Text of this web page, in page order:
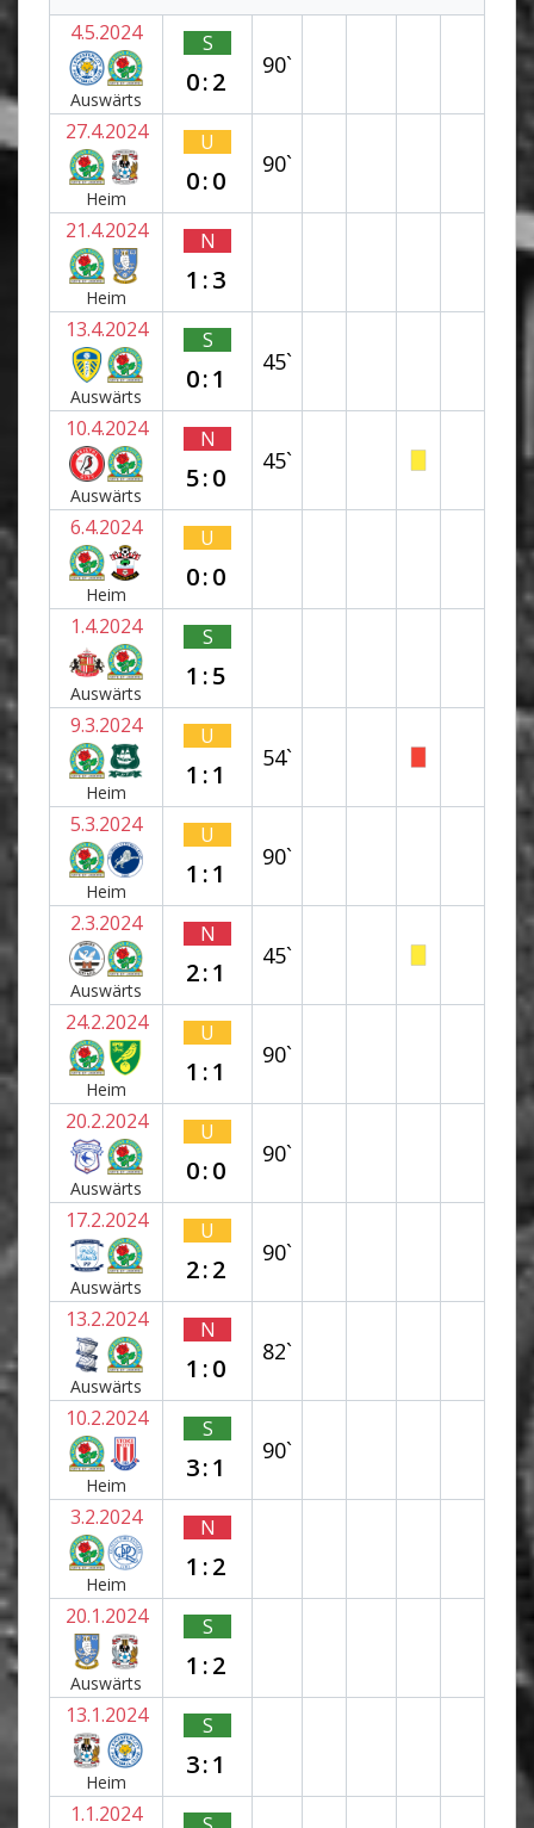
4.5.2024
Auswärts
S
0:2
90`
27.4.2024
Heim
U
0:0
90`
21.4.2024
Heim
N
1:3
13.4.2024
Auswärts
S
0:1
45`
10.4.2024
Auswärts
N
5:0
45`
6.4.2024
Heim
U
0:0
1.4.2024
Auswärts
S
1:5
9.3.2024
Heim
U
1:1
54`
5.3.2024
Heim
U
1:1
90`
2.3.2024
Auswärts
N
2:1
45`
24.2.2024
Heim
U
1:1
90`
20.2.2024
Auswärts
U
0:0
90`
17.2.2024
Auswärts
U
2:2
90`
13.2.2024
Auswärts
N
1:0
82`
10.2.2024
Heim
S
3:1
90`
3.2.2024
Heim
N
1:2
20.1.2024
Auswärts
S
1:2
13.1.2024
Heim
S
3:1
1.1.2024